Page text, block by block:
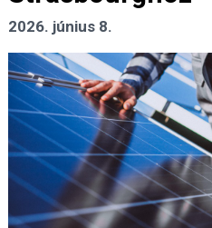
2026. június 8.